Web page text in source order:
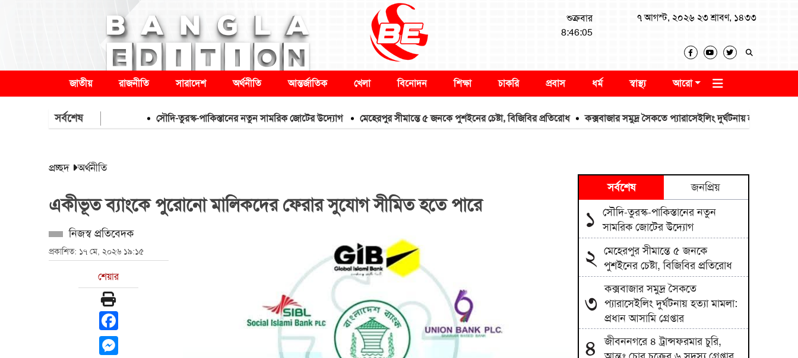
শুক্রবার
8:46:06
৭ আগস্ট, ২০২৬ ২৩ শ্রাবণ, ১৪৩৩
জাতীয় রাজনীতি সারাদেশ অর্থনীতি আন্তর্জাতিক খেলা বিনোদন শিক্ষা চাকরি প্রবাস ধর্ম স্বাস্থ্য আরো
সর্বশেষ সৌদি-তুরস্ক-পাকিস্তানের নতুন সামরিক জোটের উদ্যোগ মেহেরপুর সীমান্তে ৫ জনকে পুশইনের চেষ্টা, বিজিবির প্রতিরোধ কক্সবাজার সমুদ্র সৈকতে প্যারাসেইলিং দুর্ঘটনায় হত্যা মামলা: প্রধান
প্রচ্ছদ অর্থনীতি
একীভূত ব্যাংকে পুরোনো মালিকদের ফেরার সুযোগ সীমিত হতে পারে
নিজস্ব প্রতিবেদক
প্রকাশিত: ১৭ মে, ২০২৬ ১৯:১৫
শেয়ার
Facebook
Messenger
সর্বশেষ জনপ্রিয়
১ সৌদি-তুরস্ক-পাকিস্তানের নতুন
সামরিক জোটের উদ্যোগ
২ মেহেরপুর সীমান্তে ৫ জনকে
পুশইনের চেষ্টা, বিজিবির প্রতিরোধ
৩
কক্সবাজার সমুদ্র সৈকতে
প্যারাসেইলিং দুর্ঘটনায় হত্যা মামলা:
প্রধান আসামি গ্রেপ্তার
৪
জীবননগরে ৪ ট্রান্সফরমার চুরি,